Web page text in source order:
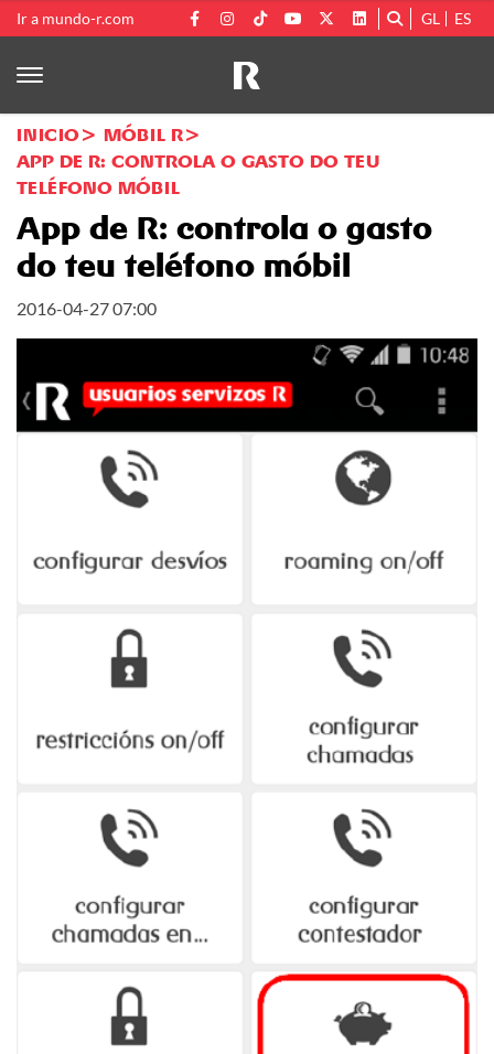
Ir a mundo-r.com GL ES
INICIO
MÓBIL R
APP DE R: CONTROLA O GASTO DO TEU
TELÉFONO MÓBIL
App de R: controla o gasto
do teu teléfono móbil
2016-04-27 07:00